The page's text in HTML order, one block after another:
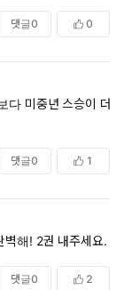
댓글0 0
다 미중년 스승이 더
댓글0 1
벽해! 2권 내주세요.
댓글0 2